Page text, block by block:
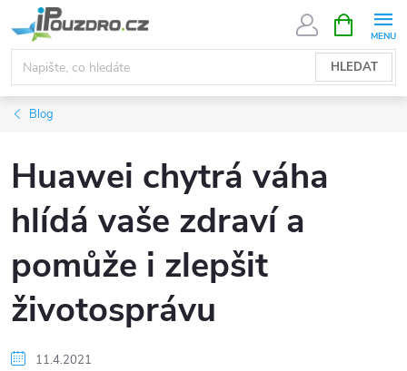
na
obsah
HLEDAT
NÁKUPNÍ
KOŠÍK
Blog
Huawei chytrá váha
hlídá vaše zdraví a
pomůže i zlepšit
životosprávu
11.4.2021